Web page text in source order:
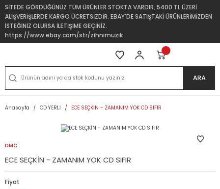
SİTEDE GÖRDÜĞÜNÜZ TÜM ÜRÜNLER STOKTA VARDIR, 5400 TL ÜZERİ
ALIŞVERİŞLERDE KARGO ÜCRETSİZDİR. EBAY'DE SATIŞTAKİ ÜRÜNLERİMİZDEN
İSTEĞİNİZ OLURSA İLETİŞİME GEÇİNİZ.
https://www.ebay.com/str/zihnimuzik
ARA
Anasayfa CD YERLİ ECE SEÇKİN - ZAMANIM YOK CD SIFIR
DMC
ECE SEÇKİN - ZAMANIM YOK CD SIFIR
Fiyat